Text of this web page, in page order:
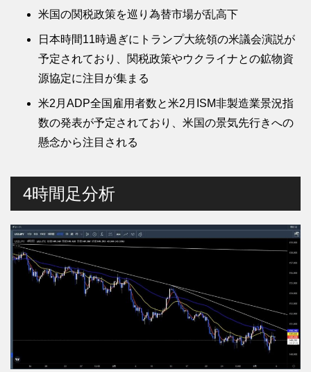
米国の関税政策を巡り為替市場が乱高下
日本時間11時過ぎにトランプ大統領の米議会演説が
予定されており、関税政策やウクライナとの鉱物資
源協定に注目が集まる
米2月ADP全国雇用者数と米2月ISM非製造業景況指
数の発表が予定されており、米国の景気先行きへの
懸念から注目される
4時間足分析